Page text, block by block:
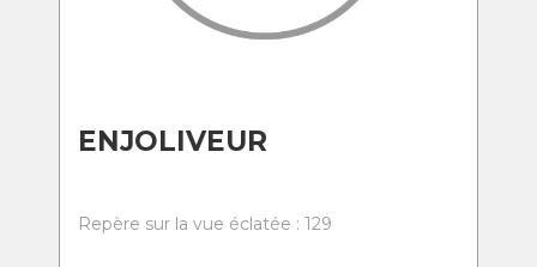
ENJOLIVEUR
Repère sur la vue éclatée : 129